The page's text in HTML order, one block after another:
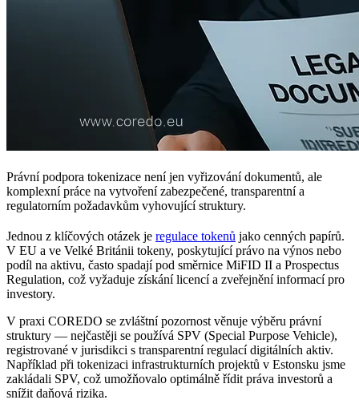
Právní podpora tokenizace není jen vyřizování dokumentů, ale
komplexní práce na vytvoření zabezpečené, transparentní a
regulatorním požadavkům vyhovující struktury.
Jednou z klíčových otázek je regulace tokenů jako cenných papírů.
V EU a ve Velké Británii tokeny, poskytující právo na výnos nebo
podíl na aktivu, často spadají pod směrnice MiFID II a Prospectus
Regulation, což vyžaduje získání licencí a zveřejnění informací pro
investory.
V praxi COREDO se zvláštní pozornost věnuje výběru právní
struktury — nejčastěji se používá SPV (Special Purpose Vehicle),
registrované v jurisdikci s transparentní regulací digitálních aktiv.
Například při tokenizaci infrastrukturních projektů v Estonsku jsme
zakládali SPV, což umožňovalo optimálně řídit práva investorů a
snížit daňová rizika.